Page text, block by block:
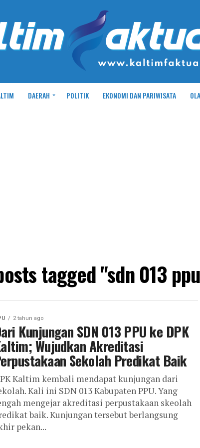
DAERAH POLITIK EKONOMI DAN PARIWISATA
tagged "sdn 013
2 tahun ago
Kunjungan SDN 013 PPU ke DPK
Wujudkan Akreditasi
Sekolah Predikat Baik
Kaltim kembali mendapat kunjungan dari
Kali ini SDN 013 Kabupaten PPU. Yang
mengejar akreditasi perpustakaan skeolah
baik. Kunjungan tersebut berlangsung
pekan...